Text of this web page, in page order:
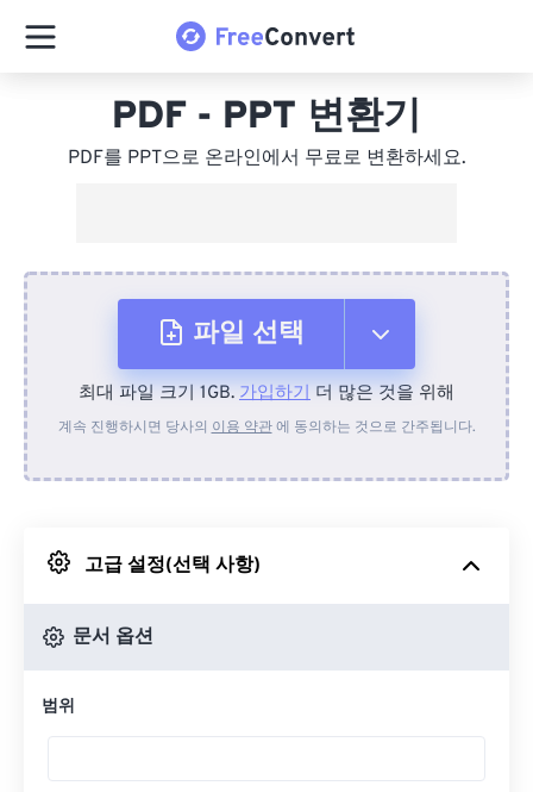
PDF - PPT 변환기
PDF를 PPT으로 온라인에서 무료로 변환하세요.
파일 선택
장치에서
Google 드라이브에서
최대 파일 크기 1GB. 가입하기 더 많은 것을 위해
계속 진행하시면 당사의 이용 약관에 동의하는 것으로 간주됩니다.
고급 설정(선택 사항)
문서 옵션
범위